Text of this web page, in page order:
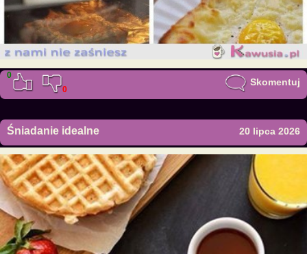
0
0
Skomentuj
Śniadanie idealne 20 lipca 2026